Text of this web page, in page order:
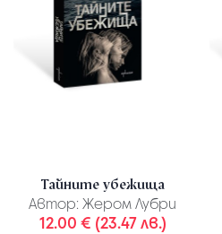
Тайните убежища
Автор: Жером Лубри
12.00 € (23.47 лв.)